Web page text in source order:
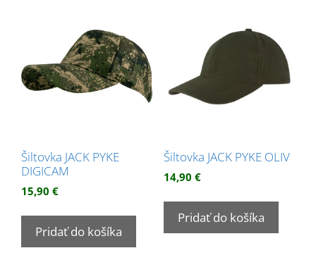
môžete
vybrať
na
stránke
Šiltovka JACK PYKE
DIGICAM
15,90 €
Pridať do košíka
Šiltovka JACK PYKE OLIV
14,90 €
Pridať do košíka